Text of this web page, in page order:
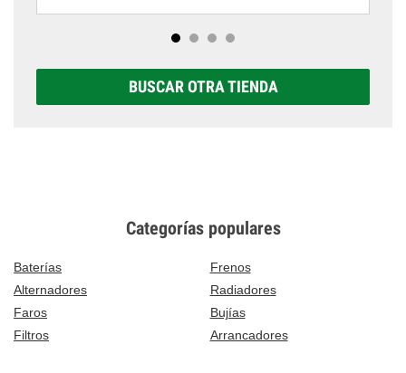
BUSCAR OTRA TIENDA
Categorías populares
Baterías
Frenos
Alternadores
Radiadores
Faros
Bujías
Filtros
Arrancadores